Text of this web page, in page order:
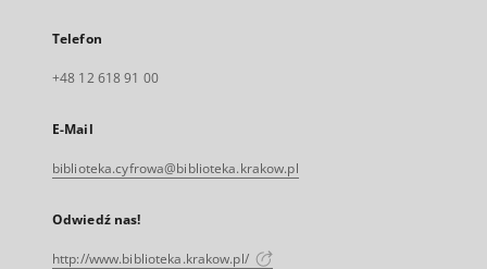
Telefon
+48 12 618 91 00
E-Mail
biblioteka.cyfrowa@biblioteka.krakow.pl
Odwiedź nas!
http://www.biblioteka.krakow.pl/